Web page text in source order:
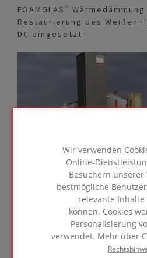
Wir verwenden
Online-
Besuchern unserer
bestmögliche
relevante
können. Cookies
Personalisierung
verwendet. Mehr über
FOAMGLAS®
Restaurierung des Weißen
DC eingesetzt.
FOAMGLAS®
dem europäischen Markt